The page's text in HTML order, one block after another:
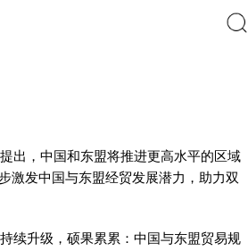
出，中国和东盟将推进更高水平的区域
激发中国与东盟经贸发展潜力，助力双
续升级，硕果累累：中国与东盟贸易规